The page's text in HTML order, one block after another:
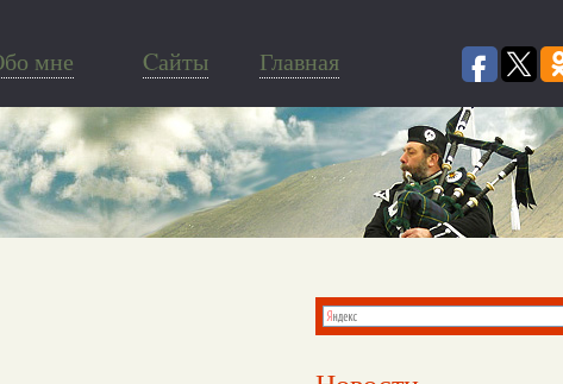
мне Cайты Главная